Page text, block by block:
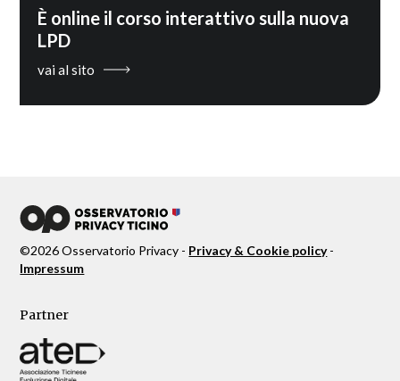
È online il corso interattivo sulla nuova
LPD
vai al sito
©2026Osservatorio Privacy - Privacy & Cookie policy-
Impressum
Partner